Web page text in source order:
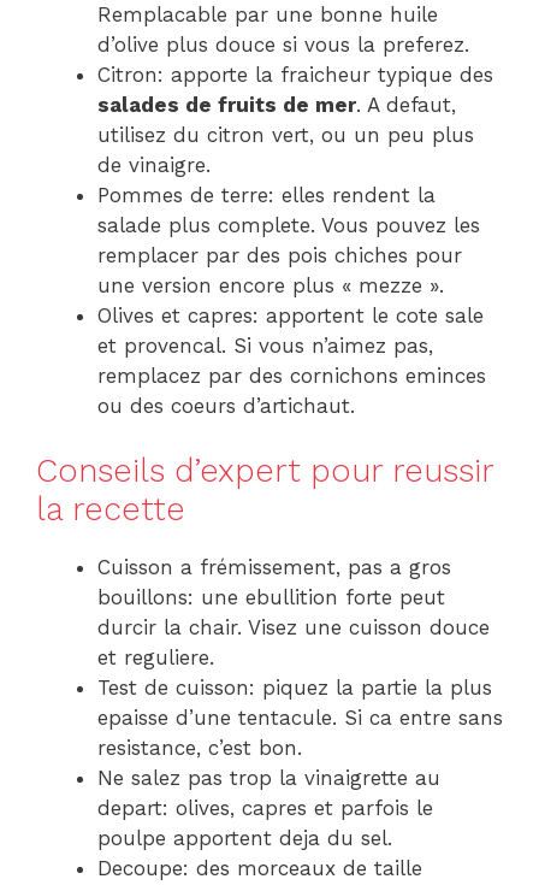
Remplacable par une bonne huile
d’olive plus douce si vous la preferez.
Citron: apporte la fraicheur typique des
salades de fruits de mer. A defaut,
utilisez du citron vert, ou un peu plus
de vinaigre.
Pommes de terre: elles rendent la
salade plus complete. Vous pouvez les
remplacer par des pois chiches pour
une version encore plus « mezze ».
Olives et capres: apportent le cote sale
et provencal. Si vous n’aimez pas,
remplacez par des cornichons eminces
ou des coeurs d’artichaut.
Conseils d’expert pour reussir
la recette
Cuisson a frémissement, pas a gros
bouillons: une ebullition forte peut
durcir la chair. Visez une cuisson douce
et reguliere.
Test de cuisson: piquez la partie la plus
epaisse d’une tentacule. Si ca entre sans
resistance, c’est bon.
Ne salez pas trop la vinaigrette au
depart: olives, capres et parfois le
poulpe apportent deja du sel.
Decoupe: des morceaux de taille